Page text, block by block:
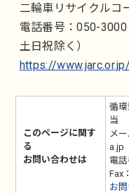
二輪車リサイクルコ
電話番号：050-
土日祝除く）
https://
このページに関す
る
お問い合わせは
循
当
メ
a.jp
電話
Fax
お